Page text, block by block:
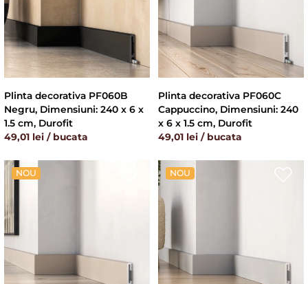
Plinta decorativa PF060B
Negru, Dimensiuni: 240 x 6 x
1.5 cm, Durofit
49,01 lei / bucata
Plinta decorativa PF060C
Cappuccino, Dimensiuni: 240
x 6 x 1.5 cm, Durofit
49,01 lei / bucata
NOU NOU